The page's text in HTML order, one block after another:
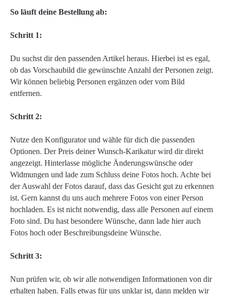
So läuft deine Bestellung ab:
Schritt 1:
Du suchst dir den passenden Artikel heraus. Hierbei ist es egal,
ob das Vorschaubild die gewünschte Anzahl der Personen zeigt.
Wir können beliebig Personen ergänzen oder vom Bild
entfernen.
Schritt 2:
Nutze den Konfigurator und wähle für dich die passenden
Optionen. Der Preis deiner Wunsch-Karikatur wird dir direkt
angezeigt. Hinterlasse mögliche Änderungswünsche oder
Widmungen und lade zum Schluss deine Fotos hoch. Achte bei
der Auswahl der Fotos darauf, dass das Gesicht gut zu erkennen
ist. Gern kannst du uns auch mehrere Fotos von einer Person
hochladen. Es ist nicht notwendig, dass alle Personen auf einem
Foto sind. Du hast besondere Wünsche, dann lade hier auch
Fotos hoch oder Beschreibungsdeine Wünsche.
Schritt 3:
Nun prüfen wir, ob wir alle notwendigen Informationen von dir
erhalten haben. Falls etwas für uns unklar ist, dann melden wir